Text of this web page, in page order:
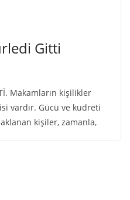
Gitti
Makamların kişilikler
vardır. Gücü ve kudreti
kişiler, zamanla,